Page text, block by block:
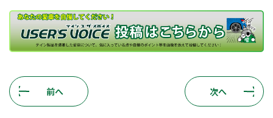
前へ 次へ